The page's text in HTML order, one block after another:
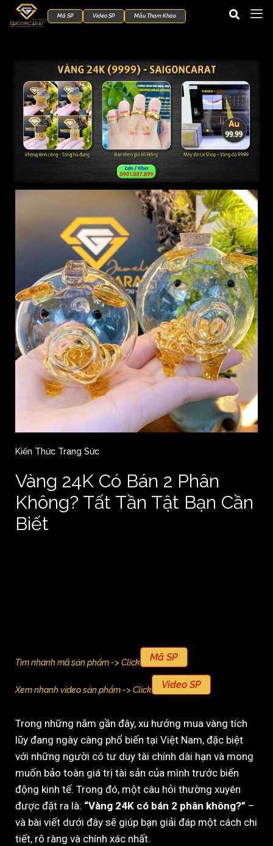
Mã SP Video SP Mẫu Tham Khảo
Kiến Thức Trang Sức
Vàng 24K Có Bán 2 Phân
Không? Tất Tần Tật Bạn Cần
Biết
Tìm nhanh mã sản phẩm -> Click Mã SP
Xem nhanh video sản phẩm -> Click Video SP
Trong những năm gần đây, xu hướng mua vàng tích
lũy đang ngày càng phổ biến tại Việt Nam, đặc biệt
với những người có tư duy tài chính dài hạn và mong
muốn bảo toàn giá trị tài sản của mình trước biến
động kinh tế. Trong đó, một câu hỏi thường xuyên
được đặt ra là: “Vàng 24K có bán 2 phân không?” –
và bài viết dưới đây sẽ giúp bạn giải đáp một cách chi
tiết, rõ ràng và chính xác nhất.